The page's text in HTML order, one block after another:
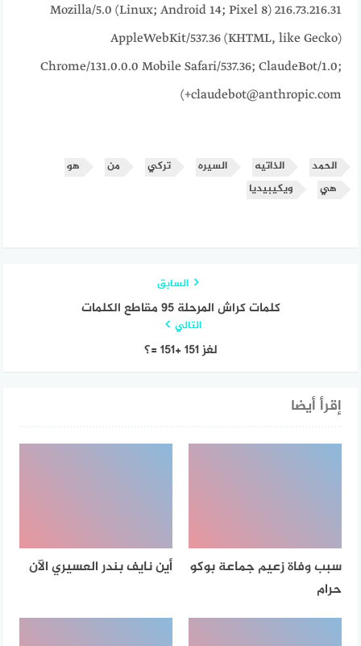
216.73.216.31 Mozilla/5.0 (Linux; Android 14; Pixel 8)
AppleWebKit/537.36 (KHTML, like Gecko)
Chrome/131.0.0.0 Mobile Safari/537.36; ClaudeBot/1.0;
+claudebot@anthropic.com)
الحمد الذاتيه السيره تركي من
هو
هي
ويكيبيديا
السابق
كلمات كراش المرحلة 95 مقاطع الكلمات
التالي
لغز 151 +151 =؟
إقرأ أيضا
سبب وفاة زعيم جماعة بوكو
حرام
أين نايف بندر العسيري الآن